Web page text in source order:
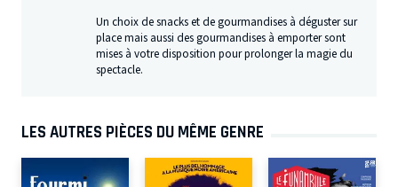
Un choix de snacks et de gourmandises à déguster sur
place mais aussi des gourmandises à emporter sont
mises à votre disposition pour prolonger la magie du
spectacle.
LES AUTRES PIÈCES DU MÊME GENRE